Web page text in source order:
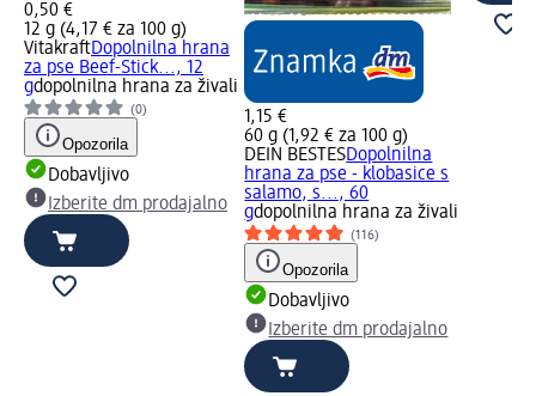
0,50 €
12 g (4,17 € za 100 g)
VitakraftDopolnilna hrana
za pse Beef-Stick..., 12
gdopolnilna hrana za živali
(0)
Opozorila
Dobavljivo
Izberite dm prodajalno
1,15 €
60 g (1,92 € za 100 g)
DEIN BESTESDopolnilna
hrana za pse - klobasice s
salamo, s..., 60
gdopolnilna hrana za živali
(116)
Opozorila
Dobavljivo
Izberite dm prodajalno